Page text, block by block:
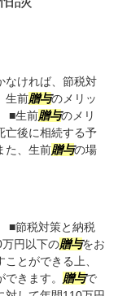
なければ、節税対
生前贈与のメリッ
■生前贈与のメリ
亡後に相続する予
た、生前贈与の場
■節税対策と納税
円以下の贈与をお
とができる上、
きます。 贈与で